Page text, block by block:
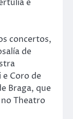
e
concertos,
de
e Coro de
Braga, que
Theatro